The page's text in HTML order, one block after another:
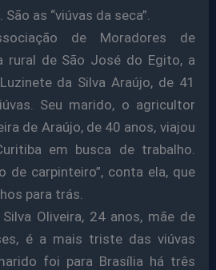
as “viúvas da seca”.
de Moradores de
rural de São José do Egito, a
da Silva Araújo, de 41
Seu marido, o agricultor
de Araújo, de 40 anos, viajou
em busca de trabalho.
de carpinteiro”, conta ela, que
para trás.
Oliveira, 24 anos, mãe de
é a mais triste das viúvas
foi para Brasília há três